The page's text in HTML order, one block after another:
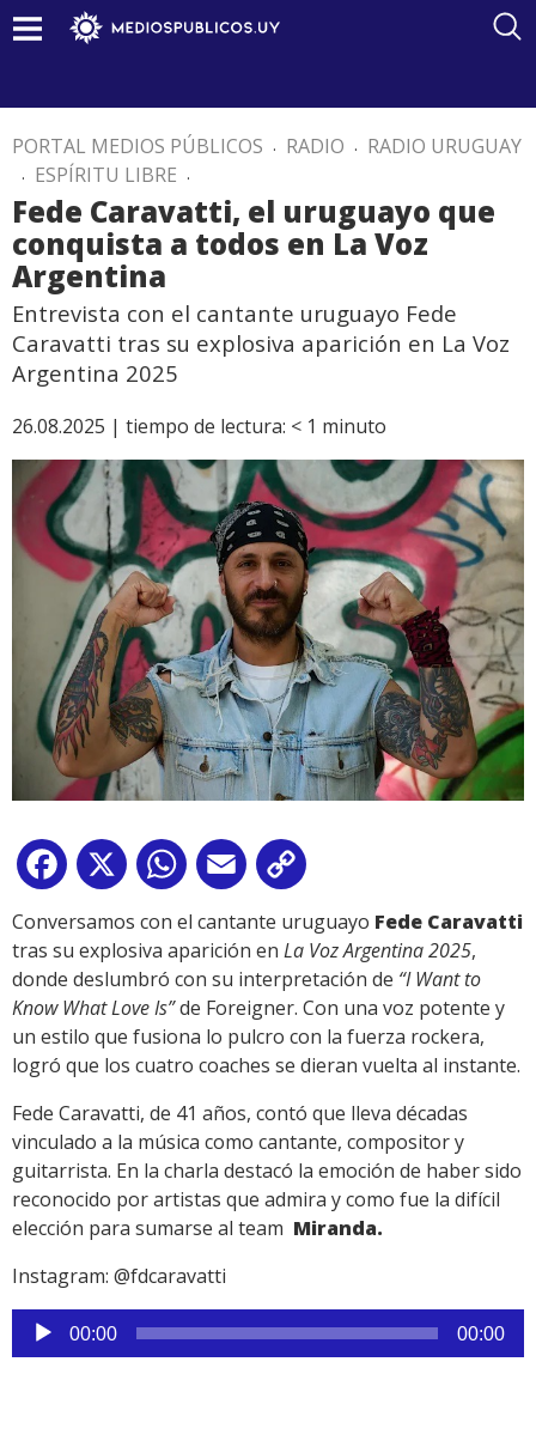
PORTAL MEDIOS PÚBLICOS . RADIO . RADIO URUGUAY
. ESPÍRITU LIBRE .
Fede Caravatti, el uruguayo que
conquista a todos en La Voz
Argentina
Entrevista con el cantante uruguayo Fede
Caravatti tras su explosiva aparición en La Voz
Argentina 2025
26.08.2025 | tiempo de lectura: < 1 minuto
Facebook
X WhatsApp
Email
Link
Conversamos con el cantante uruguayo Fede Caravatti
tras su explosiva aparición en La Voz Argentina 2025,
donde deslumbró con su interpretación de “I Want to
Know What Love Is”de Foreigner. Con una voz potente y
un estilo que fusiona lo pulcro con la fuerza rockera,
logró que los cuatro coaches se dieran vuelta al instante.
Fede Caravatti, de 41 años, contó que lleva décadas
vinculado a la música como cantante, compositor y
guitarrista. En la charla destacó la emoción de haber sido
reconocido por artistas que admira y como fue la difícil
elección para sumarse al team Miranda.
Instagram: @fdcaravatti
Reproductor
de
00:00 00:00